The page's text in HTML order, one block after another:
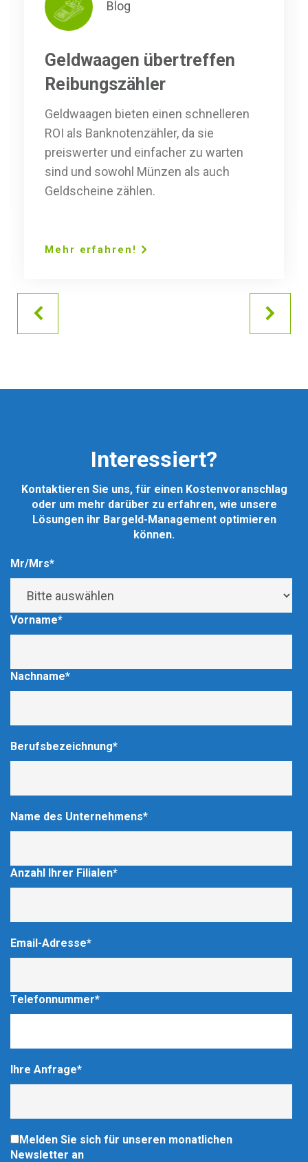
Blog
Geldwaagen übertreffen
Reibungszähler
Geldwaagen bieten einen schnelleren
ROI als Banknotenzähler, da sie
preiswerter und einfacher zu warten
sind und sowohl Münzen als auch
Geldscheine zählen.
Mehr erfahren!
Interessiert?
Kontaktieren Sie uns, für einen Kostenvoranschlag
oder um mehr darüber zu erfahren, wie unsere
Lösungen ihr Bargeld-Management optimieren
können.
Mr/Mrs*
Vorname*
Nachname*
Berufsbezeichnung*
Name des Unternehmens*
Anzahl Ihrer Filialen*
Email-Adresse*
Telefonnummer*
Ihre Anfrage*
Melden Sie sich für unseren monatlichen
Newsletter an